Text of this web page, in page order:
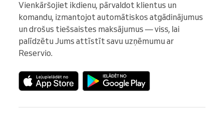
Vienkāršojiet ikdienu, pārvaldot klientus un
komandu, izmantojot automātiskos atgādinājumus
un drošus tiešsaistes maksājumus — viss, lai
palīdzētu Jums attīstīt savu uzņēmumu ar
Reservio.